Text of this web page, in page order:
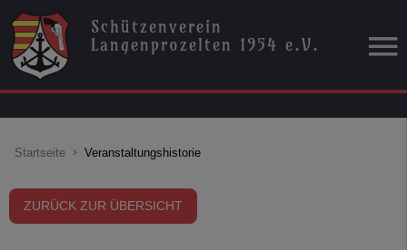
Schützenverein
Langenprozelten 1954 e.V.
Startseite Veranstaltungshistorie
ZURÜCK ZUR ÜBERSICHT